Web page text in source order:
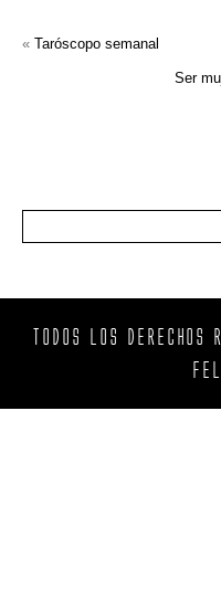
« Taróscopo semanal
Ser
TODOS LOS